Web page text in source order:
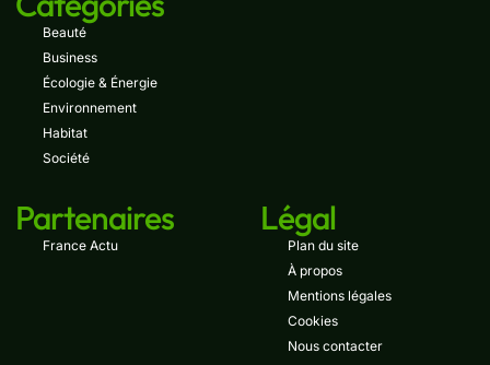
Beauté
Business
Écologie & Énergie
Environnement
Habitat
Société
Partenaires
France Actu
Légal
Plan du site
À propos
Mentions légales
Cookies
Nous contacter